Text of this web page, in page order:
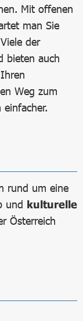
Mit offenen
man Sie
der
bieten auch
Weg zum
rund um eine
und kulturelle
Österreich